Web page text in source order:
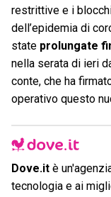
restrittive e i
dell’epidemia di
state prolungate
nella serata di ieri
conte, che ha
operativo questo
Dove.it è
tecnologia e ai